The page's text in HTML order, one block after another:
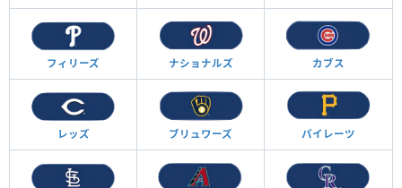
フィリーズ ナショナルズ カブス
レッズ ブリュワーズ パイレーツ